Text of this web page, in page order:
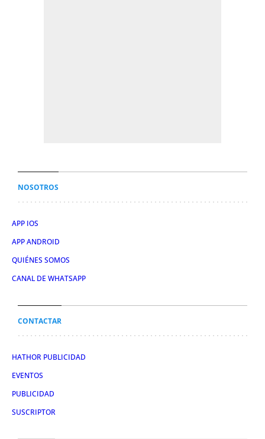
NOSOTROS
APP IOS
APP ANDROID
QUIÉNES SOMOS
CANAL DE WHATSAPP
CONTACTAR
HATHOR PUBLICIDAD
EVENTOS
PUBLICIDAD
SUSCRIPTOR